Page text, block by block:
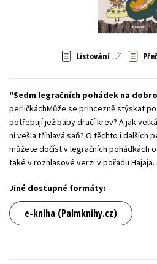
Zahraniční
Listování
Sedm legračních pohádek na
perličkáchMůže se princezně stýskat
potřebují ježibaby dračí krev? A jak
ní vešla tříhlavá saň? O těchto i dalších
můžete dočíst v legračních pohádkách
také v rozhlasové verzi v pořadu Hajaja.
Jiné dostupné formáty:
e-kniha (Palmknihy.cz)